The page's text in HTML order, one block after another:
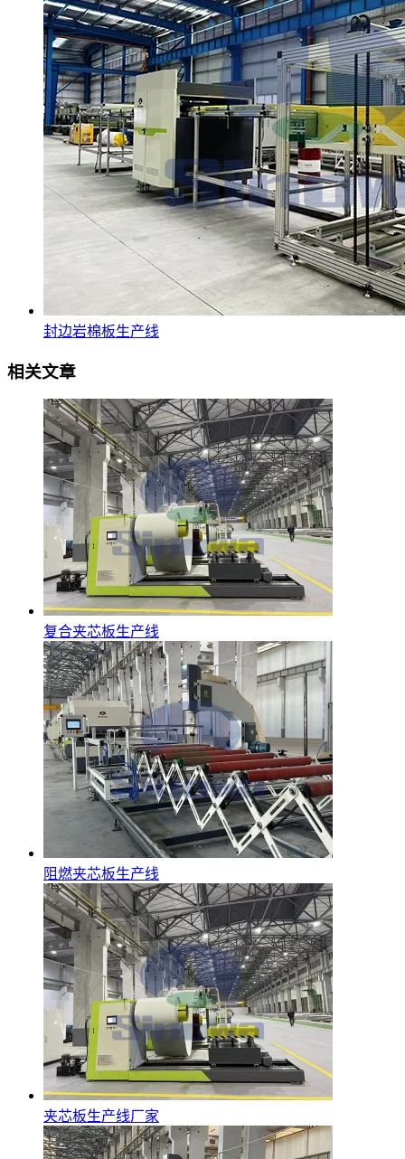
封边岩棉板生产线
相关文章
复合夹芯板生产线
阻燃夹芯板生产线
夹芯板生产线厂家